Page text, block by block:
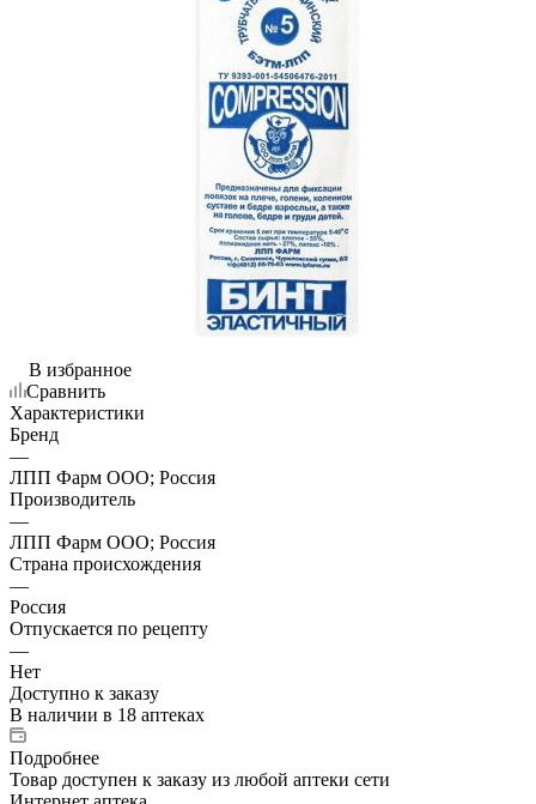
В избранное
Сравнить
Характеристики
Бренд
—
ЛПП Фарм ООО; Россия
Производитель
—
ЛПП Фарм ООО; Россия
Страна происхождения
—
Россия
Отпускается по рецепту
—
Нет
Доступно к заказу
В наличии в 18 аптеках
Подробнее
Товар доступен к заказу из любой аптеки сети